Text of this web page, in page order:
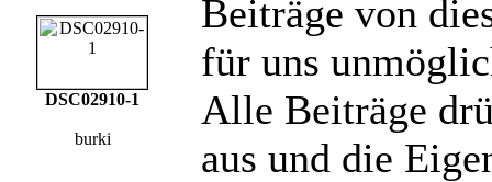
DSC02910-1
burki
Beiträge von
für uns
Alle Beiträge
aus und die